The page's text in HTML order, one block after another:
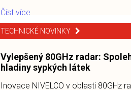
Číst více
TECHNICKÉ NOVINKY
Vylepšený 80GHz radar:
hladiny sypkých látek
Inovace NIVELCO v oblasti 80GHz